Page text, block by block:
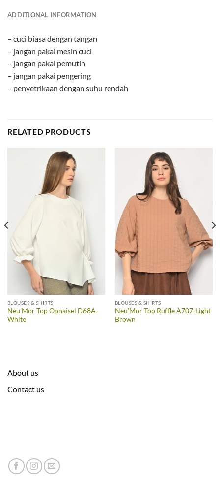
ADDITIONAL INFORMATION
– cuci biasa dengan tangan
– jangan pakai mesin cuci
– jangan pakai pemutih
– jangan pakai pengering
– penyetrikaan dengan suhu rendah
RELATED PRODUCTS
BLOUSES & SHIRTS
Neu’Mor Top Opnaisel D68A-
White
BLOUSES & SHIRTS
Neu’Mor Top Ruffle A707-Light
Brown
About us
Contact us